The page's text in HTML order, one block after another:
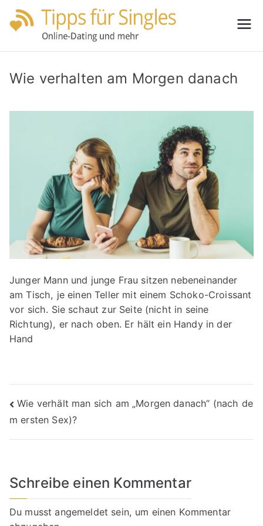
Zum
Inhalt
für
s
Wie verhalten am Morgen danach
Junger Mann und junge Frau sitzen nebeneinander
am Tisch, je einen Teller mit einem Schoko-Croissant
vor sich. Sie schaut zur Seite (nicht in seine
Richtung), er nach oben. Er hält ein Handy in der
Hand
Beitragsnavigation
Wie verhält man sich am „Morgen danach“ (nach de
m ersten Sex)?
Schreibe einen Kommentar
Du musstangemeldet sein, um einen Kommentar